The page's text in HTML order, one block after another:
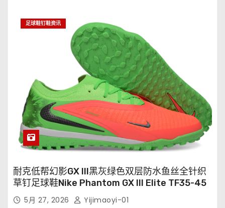
足球鞋钉鞋资讯
耐克低帮幻影GX III黑灰绿色双层防水鱼丝全针织
草钉足球鞋Nike Phantom GX III Elite TF35-45
5月 27, 2026 Yijimaoyi-01